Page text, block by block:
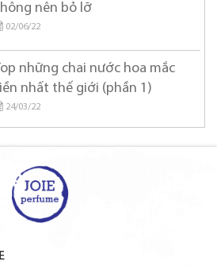
nên bỏ lỡ
02/06/22
những chai nước hoa mắc
nhất thế giới (phần 1)
24/03/22